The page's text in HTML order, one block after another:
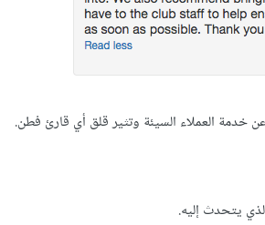
خدمة العملاء السيئة وتثير قلق أي قارئ فطن.
يتحدث إليه.